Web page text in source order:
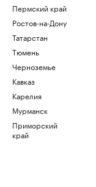
Пермский край
Ростов-на-Дону
Татарстан
Тюмень
Черноземье
Кавказ
Карелия
Мурманск
Приморский
край